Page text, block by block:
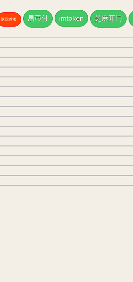
返回首页 易币付 imtoken 芝麻开门